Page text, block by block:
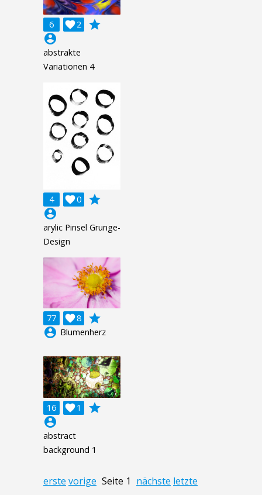
6 2

grade
account_circle
abstrakte
Variationen 4
4 0

grade
account_circle
arylic Pinsel Grunge-
Design
77 8

grade
account_circle Blumenherz
16 1

grade
account_circle
abstract
background 1
erste vorige Seite 1 nächste letzte